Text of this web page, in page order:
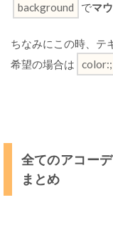
background でマ
ちなみにこの時、テ
希望の場合は
color:;
全てのアコー
まとめ